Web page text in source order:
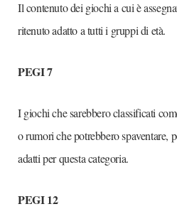
Il contenuto dei giochi a cui è
ritenuto adatto a tutti i gruppi di età.
PEGI 7
I giochi che sarebbero classificati
o rumori che potrebbero spaventare,
adatti per questa categoria.
PEGI 12